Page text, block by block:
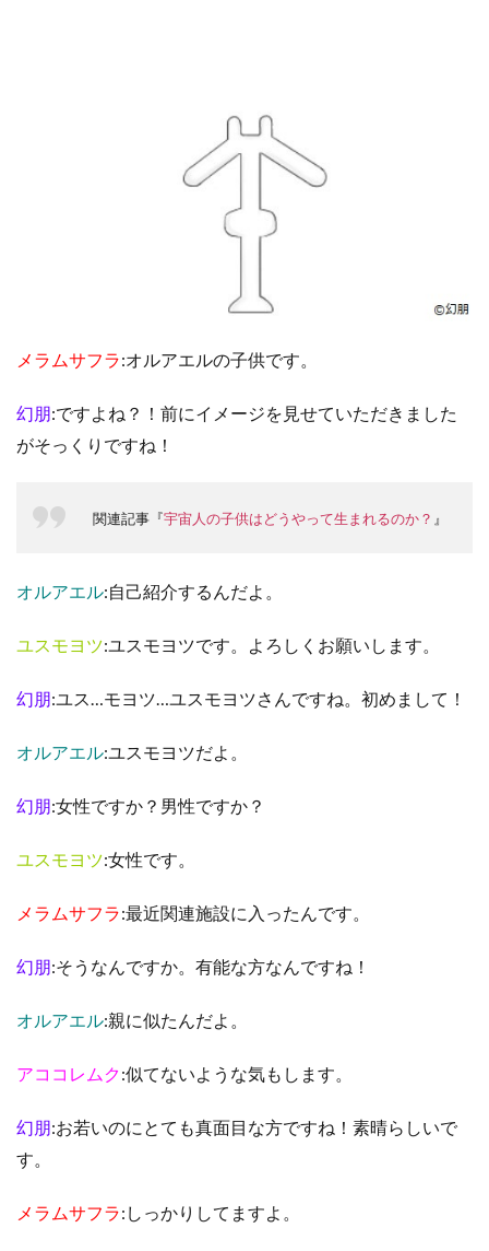
メラムサフラ:オルアエルの子供です。
幻朋:ですよね？！前にイメージを見せていただきました
がそっくりですね！
関連記事『宇宙人の子供はどうやって生まれるのか？ 』
オルアエル:自己紹介するんだよ。
ユスモヨツ:ユスモヨツです。よろしくお願いします。
幻朋:ユス…モヨツ…ユスモヨツさんですね。初めまして！
オルアエル:ユスモヨツだよ。
幻朋:女性ですか？男性ですか？
ユスモヨツ:女性です。
メラムサフラ:最近関連施設に入ったんです。
幻朋:そうなんですか。有能な方なんですね！
オルアエル:親に似たんだよ。
アココレムク:似てないような気もします。
幻朋:お若いのにとても真面目な方ですね！素晴らしいで
す。
メラムサフラ:しっかりしてますよ。